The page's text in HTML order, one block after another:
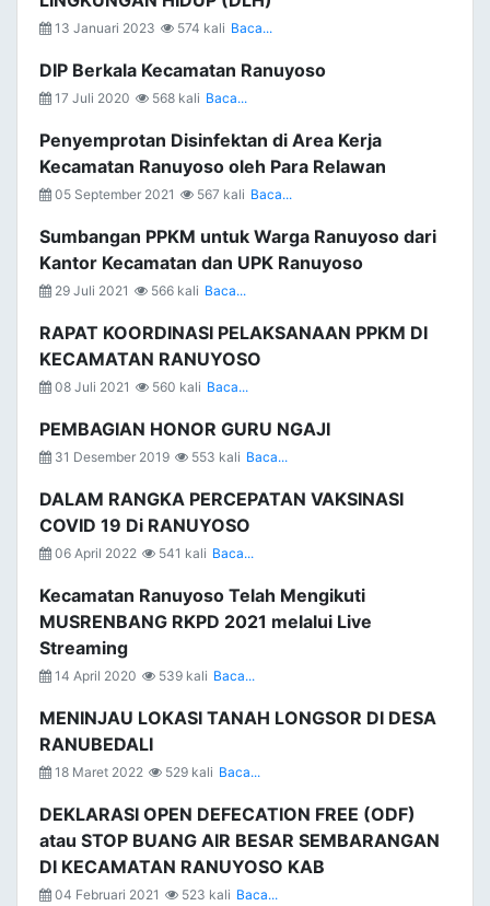
13 Januari 2023 574 kali Baca...
DIP Berkala Kecamatan Ranuyoso
17 Juli 2020 568 kali Baca...
Penyemprotan Disinfektan di Area Kerja
Kecamatan Ranuyoso oleh Para Relawan
05 September 2021 567 kali Baca...
Sumbangan PPKM untuk Warga Ranuyoso dari
Kantor Kecamatan dan UPK Ranuyoso
29 Juli 2021 566 kali Baca...
RAPAT KOORDINASI PELAKSANAAN PPKM DI
KECAMATAN RANUYOSO
08 Juli 2021 560 kali Baca...
PEMBAGIAN HONOR GURU NGAJI
31 Desember 2019 553 kali Baca...
DALAM RANGKA PERCEPATAN VAKSINASI
COVID 19 Di RANUYOSO
06 April 2022 541 kali Baca...
Kecamatan Ranuyoso Telah Mengikuti
MUSRENBANG RKPD 2021 melalui Live
Streaming
14 April 2020 539 kali Baca...
MENINJAU LOKASI TANAH LONGSOR DI DESA
RANUBEDALI
18 Maret 2022 529 kali Baca...
DEKLARASI OPEN DEFECATION FREE (ODF)
atau STOP BUANG AIR BESAR SEMBARANGAN
DI KECAMATAN RANUYOSO KAB
04 Februari 2021 523 kali Baca...